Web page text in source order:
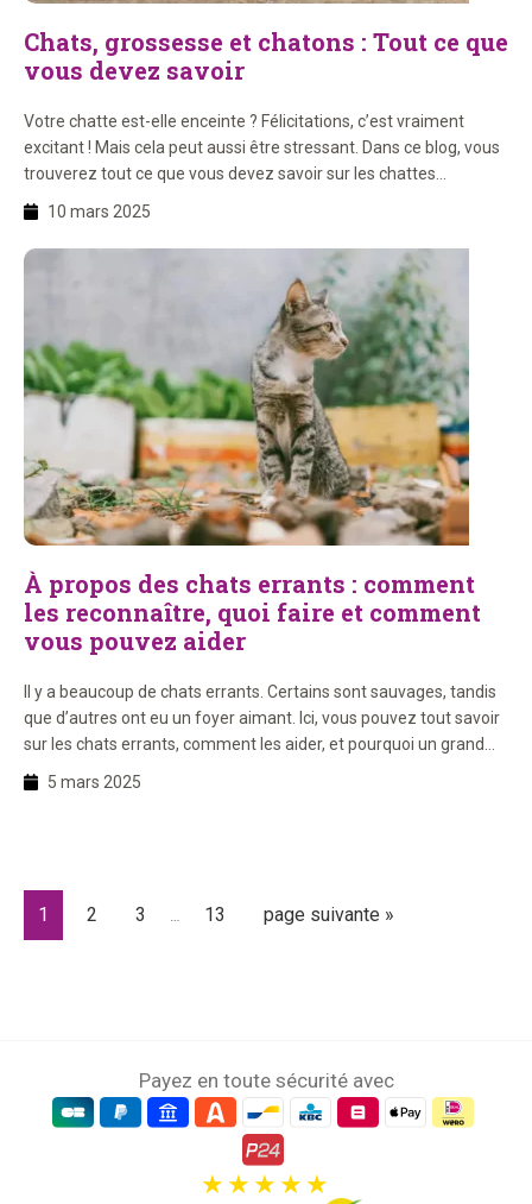
Chats, grossesse et chatons : Tout ce que
vous devez savoir
Votre chatte est-elle enceinte ? Félicitations, c’est vraiment
excitant ! Mais cela peut aussi être stressant. Dans ce blog, vous
trouverez tout ce que vous devez savoir sur les chattes
enceintes, comment les aider au mieux, et quel arbre à chat est
bon pour les chatons. Dans ce blog : 1. Comment savoir si votre
[…]
10 mars 2025
À propos des chats errants : comment
les reconnaître, quoi faire et comment
vous pouvez aider
Il y a beaucoup de chats errants. Certains sont sauvages, tandis
que d’autres ont eu un foyer aimant. Ici, vous pouvez tout savoir
sur les chats errants, comment les aider, et pourquoi un grand
arbre à chat est important si vous prenez un chat errant chez
vous. Dans ce blog : 1. Comment reconnaître un […]
5 mars 2025
Page
1 Page
2 Page
3
provisoires
… Page
13
Aller
page suivante »
Payez en toute sécurité avec